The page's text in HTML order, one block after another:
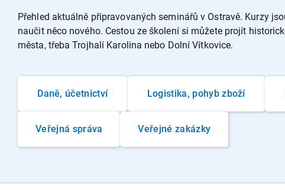
Přehled aktuálně připravovaných seminářů v Ostravě. Kurzy
naučit něco nového. Cestou ze školení si můžete projít
města, třeba Trojhalí Karolina nebo Dolní Vítkovice.
Daně, účetnictví Logistika, pohyb zboží
Veřejná správa Veřejné zakázky